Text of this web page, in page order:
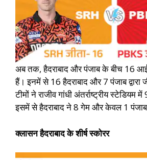
अब तक, हैदराबाद और पंजाब के बीच 16
हैं। इनमें से 16 हैदराबाद और 7 पंजाब द्वारा
टीमों ने राजीव गांधी अंतर्राष्ट्रीय स्टेडियम
इसमें से हैदराबाद ने 8 गेम और केवल 1
क्लासन हैदराबाद के शीर्ष स्कोरर